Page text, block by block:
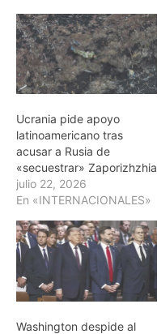
Ucrania pide apoyo
latinoamericano tras
acusar a Rusia de
«secuestrar» Zaporizhzhia
julio 22, 2026
En «INTERNACIONALES»
Washington despide al